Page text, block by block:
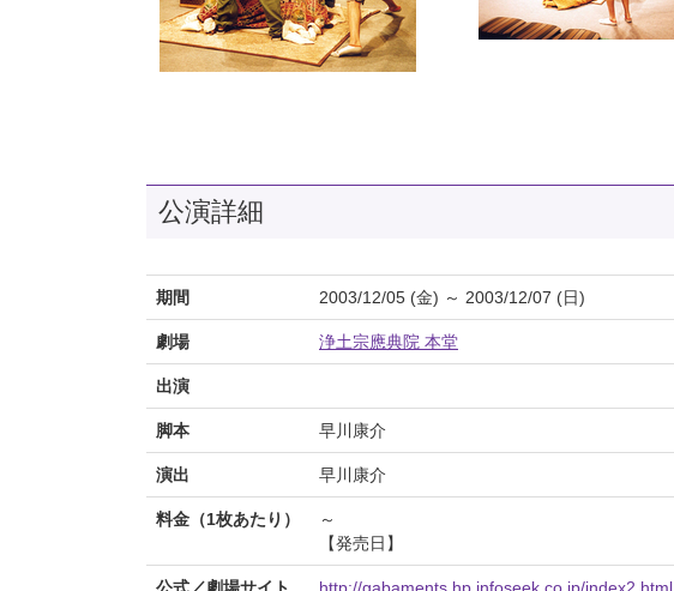
公演詳細
期間 2003/12/05 (金) ～ 2003/12/07 (日)
劇場 浄土宗應典院 本堂
出演
脚本 早川康介
演出 早川康介
料金（1枚あたり）
～
【発売日】